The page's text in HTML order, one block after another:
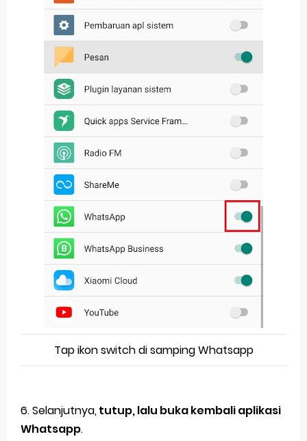
Tap ikon switch di samping Whatsapp
6. Selanjutnya,tutup, lalu buka kembali aplikasi
Whatsapp.